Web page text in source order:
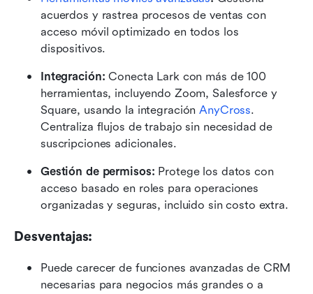
acuerdos y rastrea procesos de ventas con
acceso móvil optimizado en todos los
dispositivos.
Integración: Conecta Lark con más de 100
herramientas, incluyendo Zoom, Salesforce y
Square, usando la integración AnyCross.
Centraliza flujos de trabajo sin necesidad de
suscripciones adicionales.
Gestión de permisos: Protege los datos con
acceso basado en roles para operaciones
organizadas y seguras, incluido sin costo extra.
Desventajas:
Puede carecer de funciones avanzadas de CRM
necesarias para negocios más grandes o a